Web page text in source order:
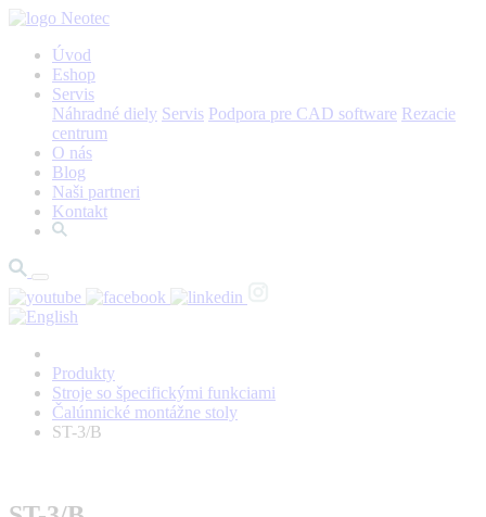
Úvod
Eshop
Servis
Náhradné diely Servis Podpora pre CAD software Rezacie
centrum
O nás
Blog
Naši partneri
Kontakt
Produkty
Stroje so špecifickými funkciami
Čalúnnické montážne stoly
ST-3/B